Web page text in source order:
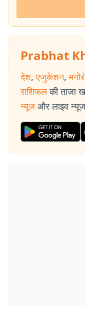
Prabhat
देश, एजुकेशन,
राशिफल की ताजा
न्यूज और लाइव